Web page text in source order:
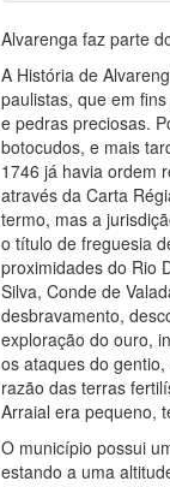
Alvarenga faz parte
A História de
paulistas, que em
e pedras preciosas.
botocudos, e mais
1746 já havia ordem
através da Carta
termo, mas a
o título de freguesia
proximidades do Rio
Silva, Conde de
desbravamento,
exploração do ouro,
os ataques do
razão das terras
Arraial era pequeno,
O município possui
estando a uma